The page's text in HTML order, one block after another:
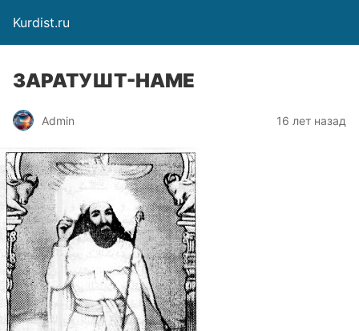
Kurdist.ru
ЗАРАТУШТ-НАМЕ
Admin 16 лет назад